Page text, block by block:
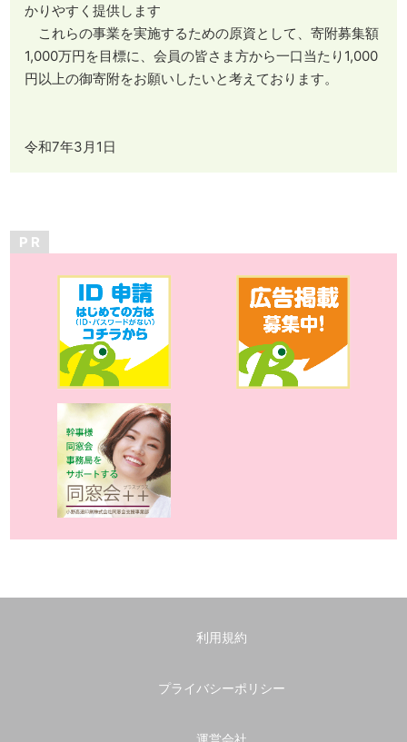
かりやすく提供します
これらの事業を実施するための原資として、寄附募集額
1,000万円を目標に、会員の皆さま方から一口当たり1,000
円以上の御寄附をお願いしたいと考えております。
令和7年3月1日
P R
利用規約
プライバシーポリシー